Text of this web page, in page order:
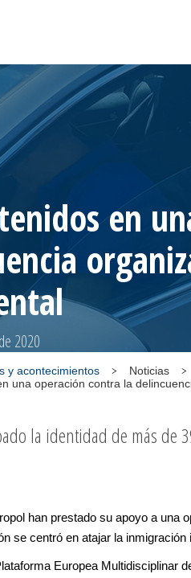
en
2020
y acontecimientos Noticias
una operación contra la
la identidad de más de
han prestado su apoyo a una
se centró en atajar la
Europea